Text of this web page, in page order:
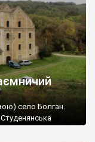
село Болган.